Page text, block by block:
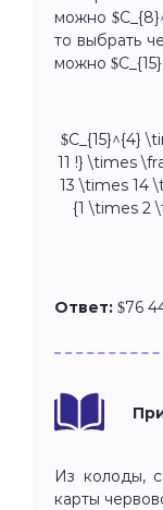
можно
то выбрать
можно
$C_{15}^{4}
11 !} \times
13 \times 14
{1 \times 2
Ответ: $76
Из колоды,
карты